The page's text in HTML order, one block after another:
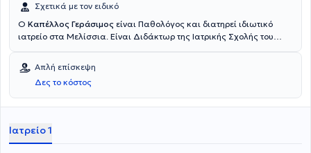
Σχετικά με τον ειδικό
Ο Καπέλλος Γεράσιμος είναι Παθολόγος και διατηρεί ιδιωτικό
ιατρείο στα Μελίσσια. Είναι Διδάκτωρ της Ιατρικής Σχολής του
πτυχιούχος της Ιατρικής Σχολής του Αριστοτέλειου Πανεπιστημίου
Θεσσαλονίκης. Ακόμη, μετεκπαιδεύτηκε στη Λιπιδιολογία
(Excellence in Lipidology) στο Πανεπιστήμιο Ιωαννίνων. Διαθέτει
αξιόλογη κλινική εμπειρία έχοντας εργαστεί σε πολλές κλινικές και
Ιατρικού Κέντρου Αμαρουσίου.
Απλή επίσκεψη
Δες το κόστος
Ιατρείο 1